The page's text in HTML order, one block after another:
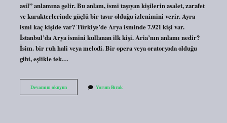
asil” anlamına gelir. Bu anlam, ismi taşıyan kişilerin asalet, zarafet
ve karakterlerinde güçlü bir tavır olduğu izlenimini verir. Ayra
ismi kaç kişide var? Türkiye’de Arya isminde 7.921 kişi var.
İstanbul’da Arya ismini kullanan ilk kişi. Aria’nın anlamı nedir?
İsim. bir ruh hali veya melodi. Bir opera veya oratoryoda olduğu
gibi, eşlikle tek…
Devamını okuyunAyra
Ismi
Yorum Bırak